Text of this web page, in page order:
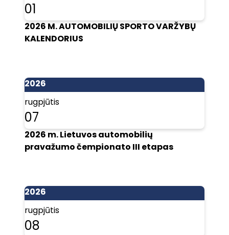
01
2026 M. AUTOMOBILIŲ SPORTO VARŽYBŲ
KALENDORIUS
2026
rugpjūtis
07
2026 m. Lietuvos automobilių
pravažumo čempionato III etapas
2026
rugpjūtis
08